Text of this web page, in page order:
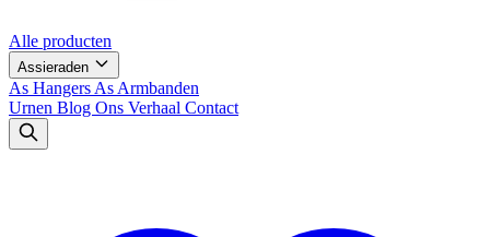
Alle producten
Assieraden
As Hangers As Armbanden
Urnen Blog Ons Verhaal Contact